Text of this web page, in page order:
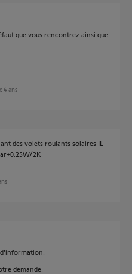
que vous rencontrez ainsi que
4 ans
des volets roulants solaires IL
2K
demande.